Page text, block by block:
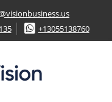
+13055138760